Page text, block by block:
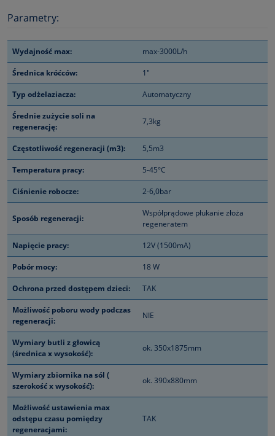
Parametry:
Wydajność max: max-3000L/h
Średnica króćców: 1"
Typ odżelaziacza: Automatyczny
Średnie zużycie soli na
regenerację:
7,3kg
Częstotliwość regeneracji (m3): 5,5m3
Temperatura pracy: 5-45°C
Ciśnienie robocze: 2-6,0bar
Sposób regeneracji:
Współprądowe płukanie złoża
regeneratem
Napięcie pracy: 12V (1500mA)
Pobór mocy: 18 W
Ochrona przed dostępem dzieci: TAK
Możliwość poboru wody podczas
regeneracji:
NIE
Wymiary butli z głowicą
(średnica x wysokość):
ok. 350x1875mm
Wymiary zbiornika na sól (
szerokość x wysokość):
ok. 390x880mm
Możliwość ustawienia max
odstępu czasu pomiędzy
regeneracjami:
TAK